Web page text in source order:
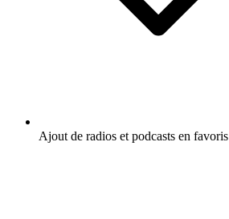
Ajout de radios et podcasts en favoris